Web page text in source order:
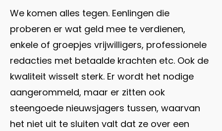
We komen alles tegen. Eenlingen die
proberen er wat geld mee te verdienen,
enkele of groepjes vrijwilligers, professionele
redacties met betaalde krachten etc. Ook de
kwaliteit wisselt sterk. Er wordt het nodige
aangerommeld, maar er zitten ook
steengoede nieuwsjagers tussen, waarvan
het niet uit te sluiten valt dat ze over een